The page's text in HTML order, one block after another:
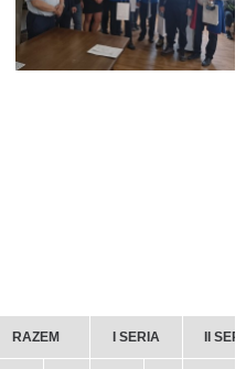
RAZEM I SERIA II